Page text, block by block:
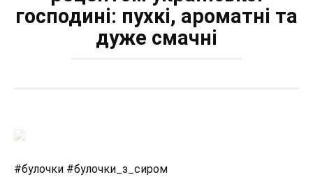
господині: пухкі, ароматні та
дуже смачні
#булочки #булочки_з_сиром